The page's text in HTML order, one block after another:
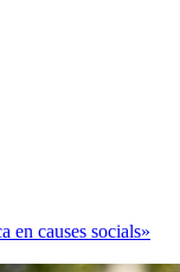
en causes socials»